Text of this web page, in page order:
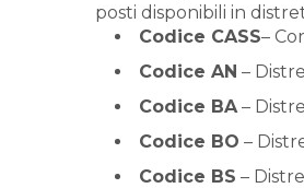
posti disponibili in
Codice CASS–
Codice AN –
Codice BA –
Codice BO –
Codice BS –